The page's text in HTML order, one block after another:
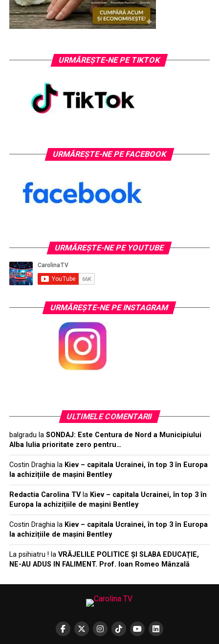
URMĂREȘTE-NE PE TIKTOK
URMĂREȘTE-NE PE FACEBOOK
URMĂREŞTE-NE PE YOUTUBE
URMĂREŞTE-NE PE INSTAGRAM
ULTIMELE COMENTARII
balgradu la SONDAJ: Este Centura de Nord a Municipiului
Alba Iulia prioritate zero pentru…
Costin Draghiala Kiev – capitala Ucrainei, în top 3 în Europa
la achizițiile de mașini Bentley
Redactia Carolina TVla Kiev – capitala Ucrainei, în top 3 în
Europa la achizițiile de mașini Bentley
Costin Draghiala Kiev – capitala Ucrainei, în top 3 în Europa
la achizițiile de mașini Bentley
La psihiatru ! la VRĂJELILE POLITICE ȘI SLABA EDUCAȚIE,
NE-AU ADUS IN FALIMENT. Prof. Ioan Romeo Mânzală